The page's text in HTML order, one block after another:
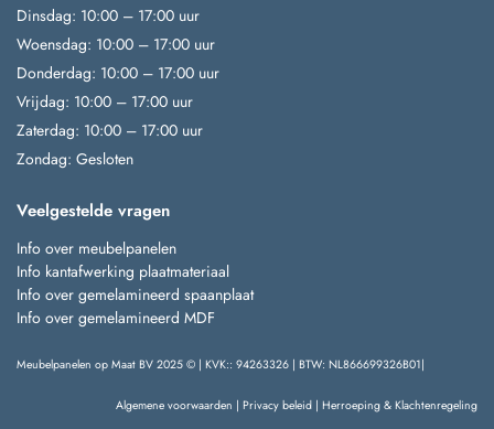
Dinsdag: 10:00 – 17:00 uur
Woensdag: 10:00 – 17:00 uur
Donderdag: 10:00 – 17:00 uur
Vrijdag: 10:00 – 17:00 uur
Zaterdag: 10:00 – 17:00 uur
Zondag: Gesloten
Veelgestelde vragen
Info over meubelpanelen
Info kantafwerking plaatmateriaal
Info over gemelamineerd spaanplaat
Info over gemelamineerd MDF
Meubelpanelen op Maat BV 2025 © | KVK:: 94263326 | BTW: NL866699326B01|
Algemene voorwaarden | Privacy beleid | Herroeping & Klachtenregeling